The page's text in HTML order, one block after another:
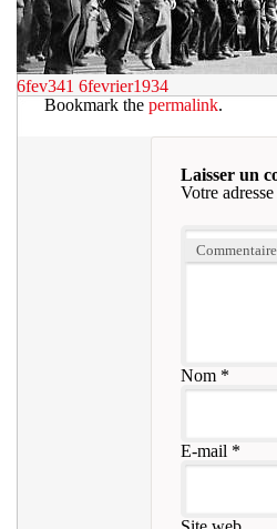
6fev341 6fevrier1934
Bookmark the permalink.
Laisser un
Votre
Commentaire
Nom*
E-mail *